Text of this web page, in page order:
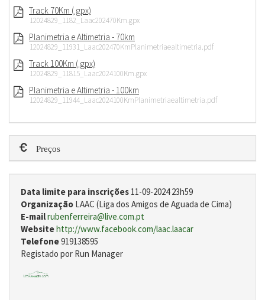
Track 70Km (.gpx)
12024829_1182_Laac202470Km.gpx
Planimetria e Altimetria - 70km
12024829_11931_Laac202470KmPlanimetriaealtimetria.pdf
Track 100Km (.gpx)
12024829_11815_Laac2024100Km.gpx
Planimetria e Altimetria - 100km
12024829_11944_Laac2024100KmPlanimetriaealtimetria.pdf
Preços
Data limite para inscrições 11-09-2024 23h59
Organização LAAC (Liga dos Amigos de Aguada de Cima)
E-mailrubenferreira@live.com.pt
Websitehttp://www.facebook.com/laac.laacar
Telefone919138595
Registado por Run Manager